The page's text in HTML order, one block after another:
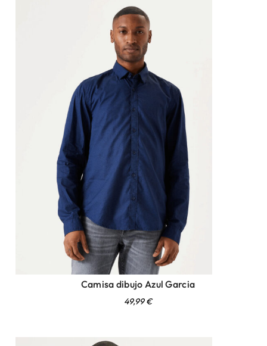
Camisa dibujo Azul Garcia
49,99€